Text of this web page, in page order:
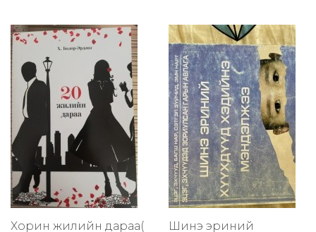
Хорин жилийн дараа(
Шинэ эриний